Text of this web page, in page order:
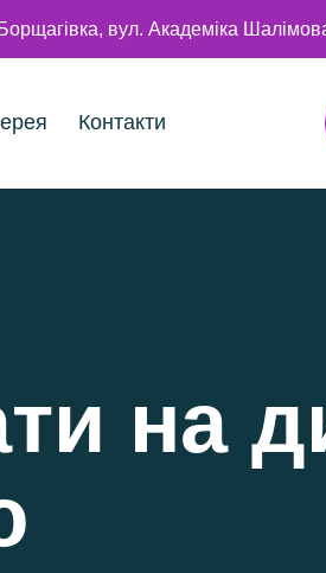
вул. Академіка
Контакти
на